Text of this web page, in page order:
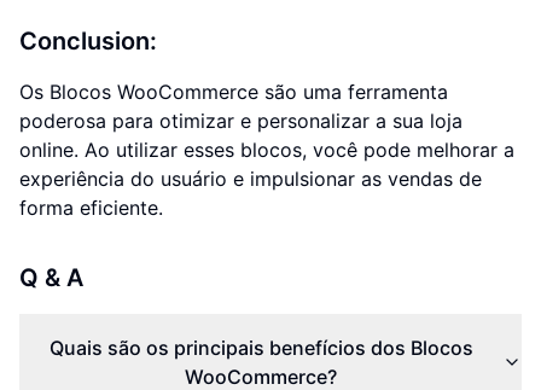
Conclusion:
Os Blocos WooCommerce são uma ferramenta
poderosa para otimizar e personalizar a sua loja
online. Ao utilizar esses blocos, você pode melhorar a
experiência do usuário e impulsionar as vendas de
forma eficiente.
Q & A
Quais são os principais benefícios dos Blocos
WooCommerce?